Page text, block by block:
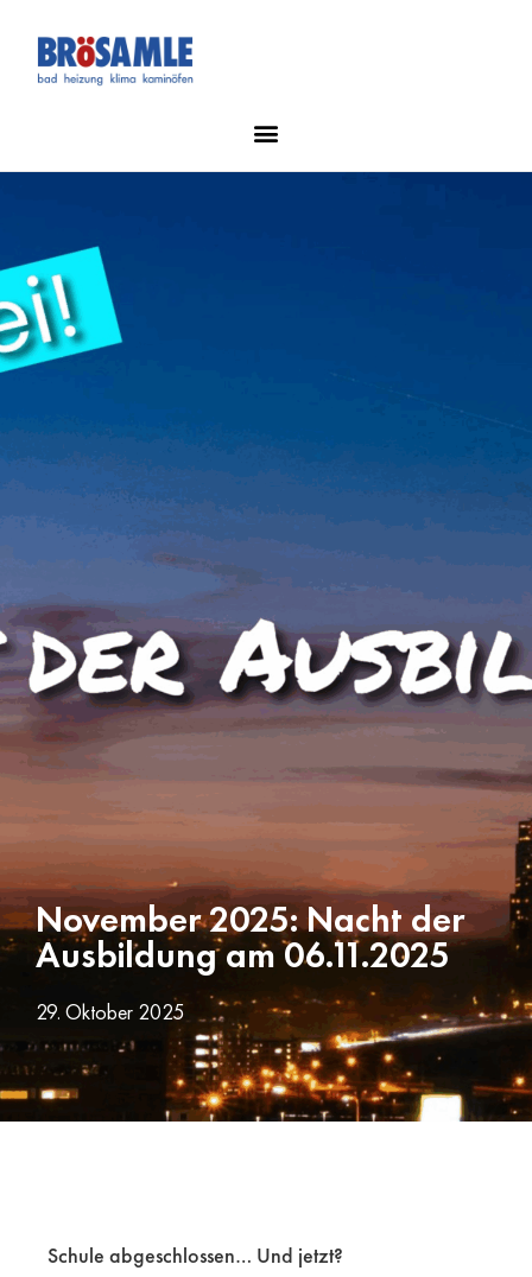
November 2025: Nacht der
Ausbildung am 06.11.2025
29. Oktober 2025
Schule abgeschlossen… Und jetzt?